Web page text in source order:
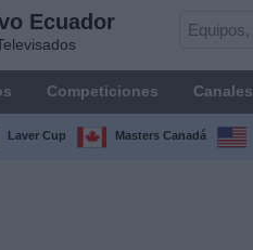
Ecuador
Competiciones Canales
Laver Cup Masters Canadá